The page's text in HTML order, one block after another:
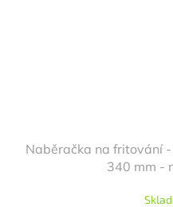
Naběračka na fritování
340 mm -